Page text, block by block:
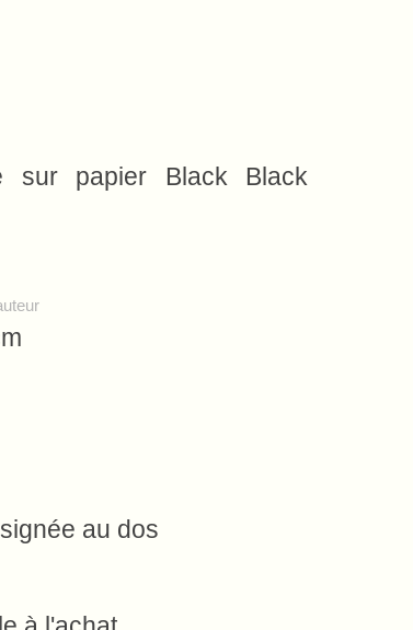
sur papier Black Black
au dos